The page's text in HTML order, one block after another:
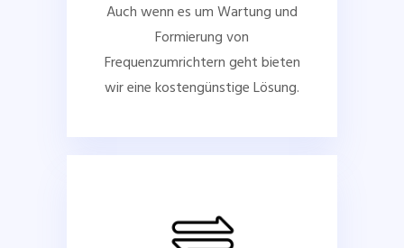
Auch wenn es um Wartung und
Formierung von
Frequenzumrichtern geht bieten
wir eine kostengünstige Lösung.